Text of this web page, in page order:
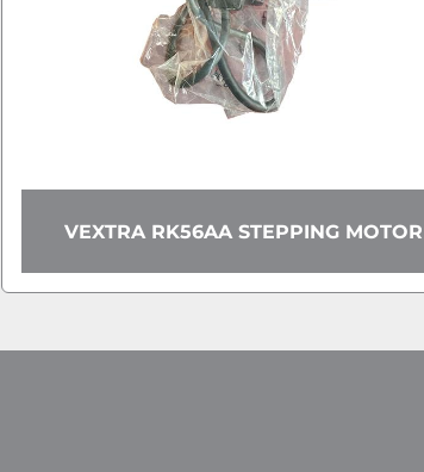
RK56AA STEPPING MOTOR